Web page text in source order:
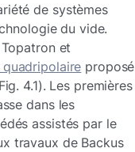
de systèmes
du vide.
et
proposé
4.1). Les premières
dans les
assistés par le
travaux de Backus